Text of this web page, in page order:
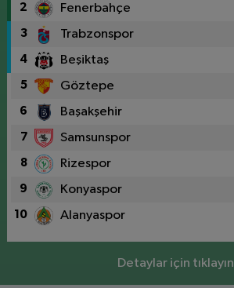
2 Fenerbahçe
3 Trabzonspor
4 Beşiktaş
5 Göztepe
6 Başakşehir
7 Samsunspor
8 Rizespor
9 Konyaspor
10 Alanyaspor
Detaylar için tıklayın